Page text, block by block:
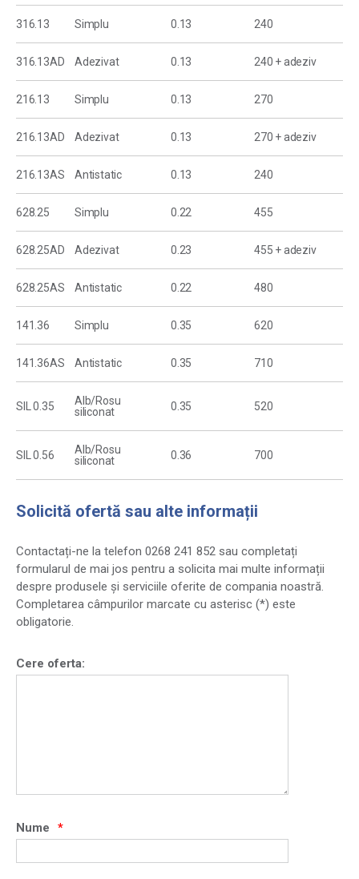
316.13 Simplu 0.13 240
316.13AD Adezivat 0.13 240 + adeziv
216.13 Simplu 0.13 270
216.13AD Adezivat 0.13 270 + adeziv
216.13AS Antistatic 0.13 240
628.25 Simplu 0.22 455
628.25AD Adezivat 0.23 455 + adeziv
628.25AS Antistatic 0.22 480
141.36 Simplu 0.35 620
141.36AS Antistatic 0.35 710
SIL 0.35
Alb/Rosu
siliconat
0.35 520
SIL 0.56
Alb/Rosu
siliconat
0.36 700
Solicită ofertă sau alte informații
Contactați-ne la telefon 0268 241 852 sau completați
formularul de mai jos pentru a solicita mai multe informații
despre produsele și serviciile oferite de compania noastră.
Completarea câmpurilor marcate cu asterisc (*) este
obligatorie.
Cere oferta:
Nume